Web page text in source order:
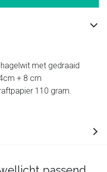
met gedraaid
+ 8 cm
110 gram.